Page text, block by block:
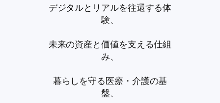
デジタルとリアルを往還する体
験、
未来の資産と価値を支える仕組
み、
暮らしを守る医療・介護の基
盤、